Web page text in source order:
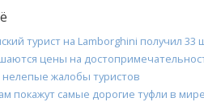
турист на Lamborghini получил
цены на
жалобы туристов
покажут самые дорогие туфли в мире